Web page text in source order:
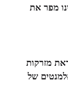
מפר את
מזרקות
של